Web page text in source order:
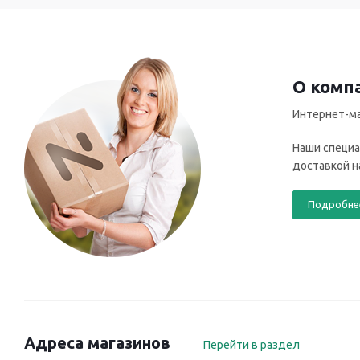
О
Интернет-
Наши
доставкой
Адреса магазинов Перейти в раздел